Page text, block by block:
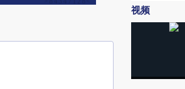
视频